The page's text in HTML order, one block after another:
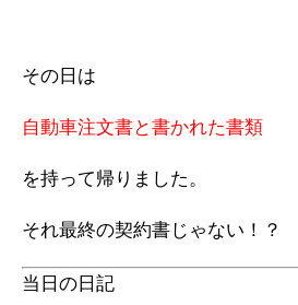
その日は
自動車注文書と書かれた書類
を持って帰りました。
それ最終の契約書じゃない！？
当日の日記